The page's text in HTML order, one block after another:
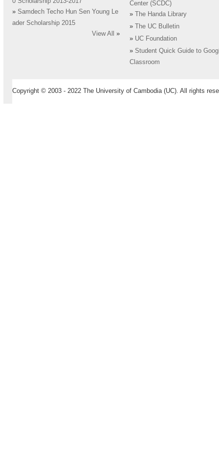
» Samdech Techo Hun Sen Young Le
ader Scholarship 2015
View All
»
Center (SCDC)
»
The Handa Library
»
The UC Bulletin
» UC Foundation
» Student Quick Guide to
Classroom
Copyright © 2003 - 2022 The University of Cambodia (UC). All rights